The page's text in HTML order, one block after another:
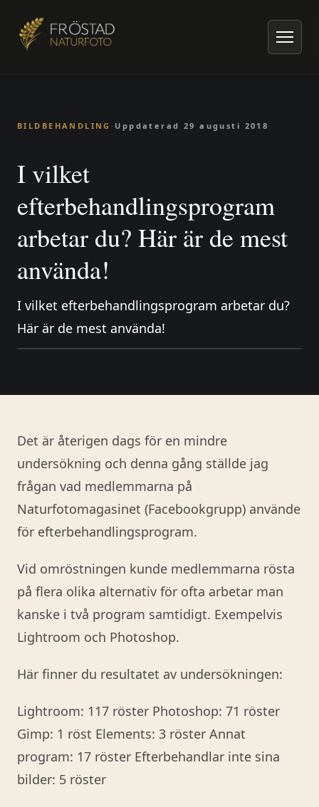
Artiklar om naturfoto
Bildbehandling
I vilket efterbehandlingsprogram arbetar du? Här är de mest
BILDBEHANDLING · Uppdaterad 29 augusti 2018
I vilket
efterbehandlingsprogram
arbetar du? Här är de mest
använda!
I vilket efterbehandlingsprogram arbetar du?
Här är de mest använda!
Det är återigen dags för en mindre
undersökning och denna gång ställde jag
frågan vad medlemmarna på
Naturfotomagasinet (Facebookgrupp) använde
för efterbehandlingsprogram.
Vid omröstningen kunde medlemmarna rösta
på flera olika alternativ för ofta arbetar man
kanske i två program samtidigt. Exempelvis
Lightroom och Photoshop.
Här finner du resultatet av undersökningen:
Lightroom: 117 röster Photoshop: 71 röster
Gimp: 1 röst Elements: 3 röster Annat
program: 17 röster Efterbehandlar inte sina
bilder: 5 röster